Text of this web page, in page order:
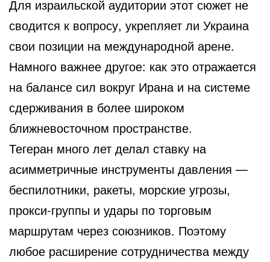
Для израильской аудитории этот сюжет не
сводится к вопросу, укрепляет ли Украина
свои позиции на международной арене.
Намного важнее другое: как это отражается
на балансе сил вокруг Ирана и на системе
сдерживания в более широком
ближневосточном пространстве.
Тегеран много лет делал ставку на
асимметричные инструменты давления —
беспилотники, ракеты, морские угрозы,
прокси-группы и удары по торговым
маршрутам через союзников. Поэтому
любое расширение сотрудничества между